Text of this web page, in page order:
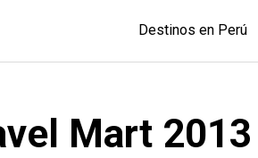
Destinos en Perú
Mart